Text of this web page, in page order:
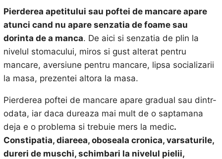
Pierderea apetitului sau poftei de mancare apare
atunci cand nu apare senzatia de foame sau
dorinta de a manca. De aici si senzatia de plin la
nivelul stomacului, miros si gust alterat pentru
mancare, aversiune pentru mancare, lipsa socializarii
la masa, prezentei altora la masa.
Pierderea poftei de mancare apare gradual sau dintr-
odata, iar daca dureaza mai mult de o saptamana
deja e o problema si trebuie mers la medic.
Constipatia, diareea, oboseala cronica, varsaturile,
dureri de muschi, schimbari la nivelul pielii,